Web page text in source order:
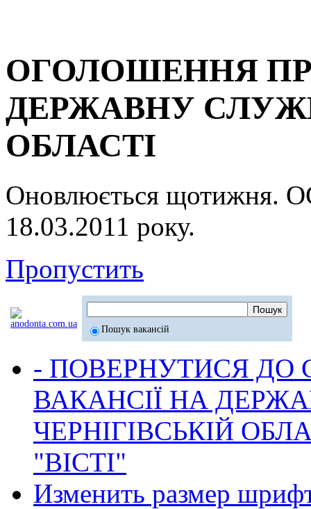
ОГОЛОШЕННЯ
ДЕРЖАВНУ
ОБЛАСТІ
Оновлюється
18.03.2011 року.
Пропустить
Пошук вакансій
- ПОВЕРНУТИСЯ ДО
ВАКАНСІЇ НА
ЧЕРНІГІВСЬКІЙ
"ВІСТІ"
Изменить размер